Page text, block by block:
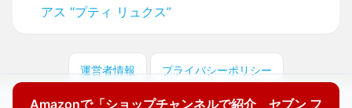
アス “プティ リュクス”
Amazonで「ショップチャンネルで紹介 セブン フ
運営者情報 プライバシーポリシー